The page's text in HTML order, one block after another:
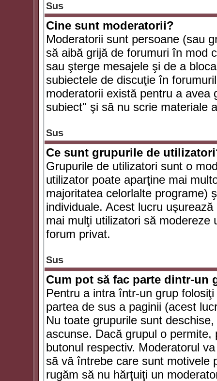
Sus
Cine sunt moderatorii?
Moderatorii sunt persoane (sau
să aibă grijă de forumuri în mod
sau şterge mesajele şi de a
subiectele de discuţie în
moderatorii există pentru a avea
subiect" şi să nu scrie materiale
Sus
Ce sunt grupurile de
Grupurile de utilizatori sunt o
utilizator poate aparţine mai
majoritatea celorlalte programe)
individuale. Acest lucru
mai mulţi utilizatori să
forum privat.
Sus
Cum pot să fac parte dintr-un
Pentru a intra într-un grup
partea de sus a paginii (acest
Nu toate grupurile sunt
ascunse. Dacă grupul o
butonul respectiv. Moderatorul
să vă întrebe care sunt motivele
rugăm să nu hărţuiţi un